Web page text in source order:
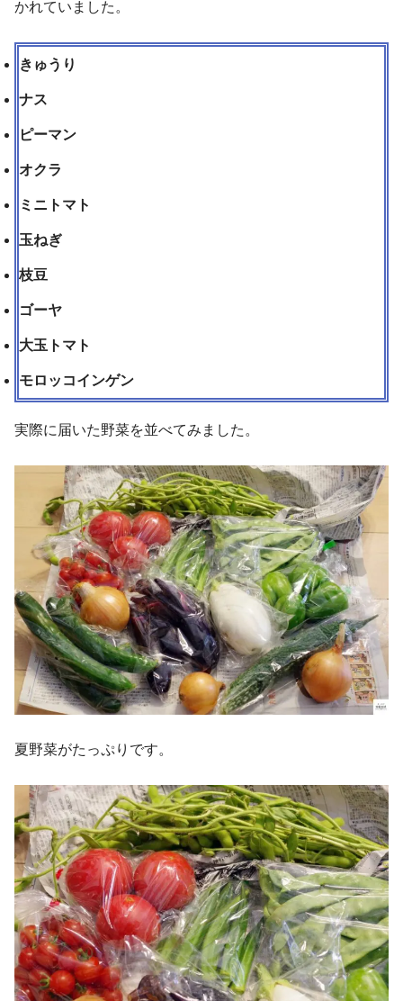
かれていました。
きゅうり
ナス
ピーマン
オクラ
ミニトマト
玉ねぎ
枝豆
ゴーヤ
大玉トマト
モロッコインゲン
実際に届いた野菜を並べてみました。
夏野菜がたっぷりです。